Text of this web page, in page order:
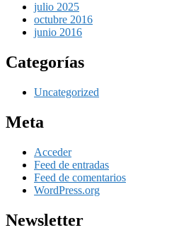
julio 2025
octubre 2016
junio 2016
Categorías
Uncategorized
Meta
Acceder
Feed de entradas
Feed de comentarios
WordPress.org
Newsletter